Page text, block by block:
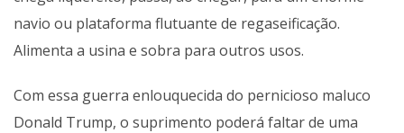
navio ou plataforma flutuante de regaseificação.
Alimenta a usina e sobra para outros usos.
Com essa guerra enlouquecida do pernicioso maluco
Donald Trump, o suprimento poderá faltar de uma